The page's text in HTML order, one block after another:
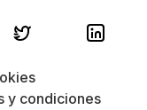
y condiciones